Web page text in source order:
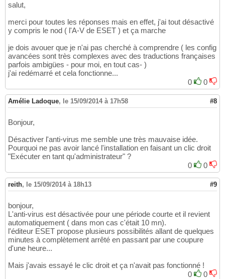
salut,
merci pour toutes les réponses mais en effet, j'ai tout désactivé
y compris le nod ( l'A-V de ESET ) et ça marche
je dois avouer que je n'ai pas cherché à comprendre ( les config
avancées sont très complexes avec des traductions françaises
parfois ambigües - pour moi, en tout cas- )
j'ai redémarré et cela fonctionne...
0
0
Amélie Ladoque, le 15/09/2014 à 17h58 #8
Bonjour,
Désactiver l'anti-virus me semble une très mauvaise idée.
Pourquoi ne pas avoir lancé l'installation en faisant un clic droit
"Exécuter en tant qu'administrateur" ?
0
0
reith, le 15/09/2014 à 18h13 #9
bonjour,
L'anti-virus est désactivée pour une période courte et il revient
automatiquement ( dans mon cas c'était 10 mn).
l'éditeur ESET propose plusieurs possibilités allant de quelques
minutes à complètement arrêté en passant par une coupure
d'une heure...
Mais j'avais essayé le clic droit et ça n'avait pas fonctionné !
0
0